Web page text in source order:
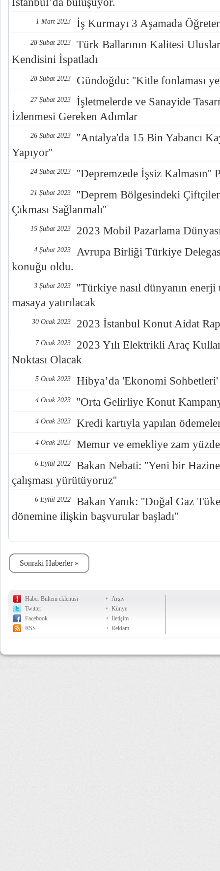
1 Mart 2023 İş Kurmayı 3 Aşamada
28 Şubat 2023
Türk Ballarının Kalitesi
Kendisini İspatladı
28 Şubat 2023 Gündoğdu: ''Kitle fonlaması
27 Şubat 2023
İşletmelerde ve Sanayide
İzlenmesi Gereken Adımlar
26 Şubat 2023
''Antalya'da 15 Bin Yabancı
Yapıyor''
24 Şubat 2023 ''Depremzede İşsiz Kalmasın''
21 Şubat 2023
''Deprem Bölgesindeki
Çıkması Sağlanmalı''
15 Şubat 2023 2023 Mobil Pazarlama
4 Şubat 2023
Avrupa Birliği Türkiye
konuğu oldu.
3 Şubat 2023
''Türkiye nasıl dünyanın
masaya yatırılacak
30 Ocak 2023 2023 İstanbul Konut Aidat
7 Ocak 2023
2023 Yılı Elektrikli Araç
Noktası Olacak
5 Ocak 2023 Hibya’da 'Ekonomi
4 Ocak 2023 ''Orta Gelirliye Konut
4 Ocak 2023 Kredi kartıyla yapılan
4 Ocak 2023 Memur ve emekliye zam yüzde
6 Eylül 2022
Bakan Nebati: ''Yeni bir
çalışması yürütüyoruz''
6 Eylül 2022
Bakan Yanık: ''Doğal Gaz
dönemine ilişkin başvurular başladı''
Sonraki Haberler »
Haber Bülteni eklentisi
Twitter
Facebook
RSS
Arşiv
Künye
İletişim
Reklam